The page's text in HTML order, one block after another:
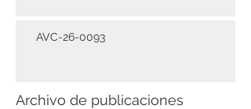
AVC-26-0093
Archivo de publicaciones